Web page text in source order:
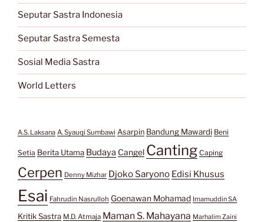
Seputar Sastra Indonesia
Seputar Sastra Semesta
Sosial Media Sastra
World Letters
A.S. Laksana A. Syauqi Sumbawi Asarpin Bandung Mawardi Beni
Setia Berita Utama Budaya Cangel Canting Caping
Cerpen Denny Mizhar Djoko Saryono Edisi Khusus
Esai Fahrudin Nasrulloh Goenawan Mohamad Imamuddin SA
Kritik Sastra M.D. Atmaja Maman S. Mahayana Marhalim Zaini